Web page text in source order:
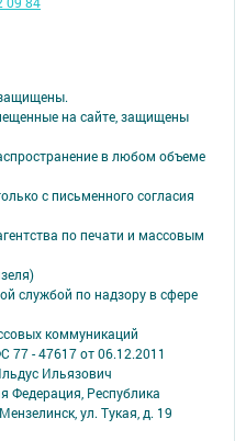
на сайте, защищены
в любом объеме
с письменного согласия
по печати и массовым
службой по надзору в сфере
коммуникаций
- 47617 от 06.12.2011
Ильязович
Федерация, Республика
ул. Тукая, д. 19